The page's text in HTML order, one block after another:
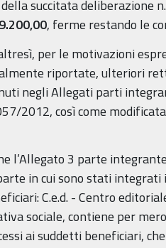
succitata deliberazione
, ferme restando le
per le motivazioni
riportate, ulteriori
negli Allegati parti
2012, così come
l’Allegato 3 parte
in cui sono stati integrati
C.e.d. - Centro
sociale, contiene per
ai suddetti beneficiari,